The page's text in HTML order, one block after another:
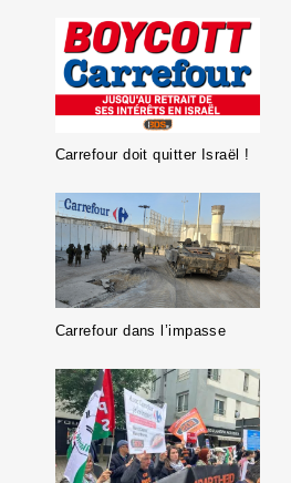
Carrefour doit quitter Israël !
Carrefour dans l’impasse